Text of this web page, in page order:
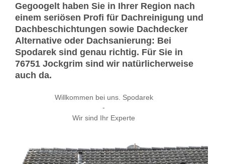
Gegoogelt haben Sie in Ihrer Region nach
einem seriösen Profi für Dachreinigung und
Dachbeschichtungen sowie Dachdecker
Alternative oder Dachsanierung: Bei
Spodarek sind genau richtig. Für Sie in
76751 Jockgrim sind wir natürlicherweise
auch da.
Willkommen bei uns. Spodarek
-
Wir sind Ihr Experte